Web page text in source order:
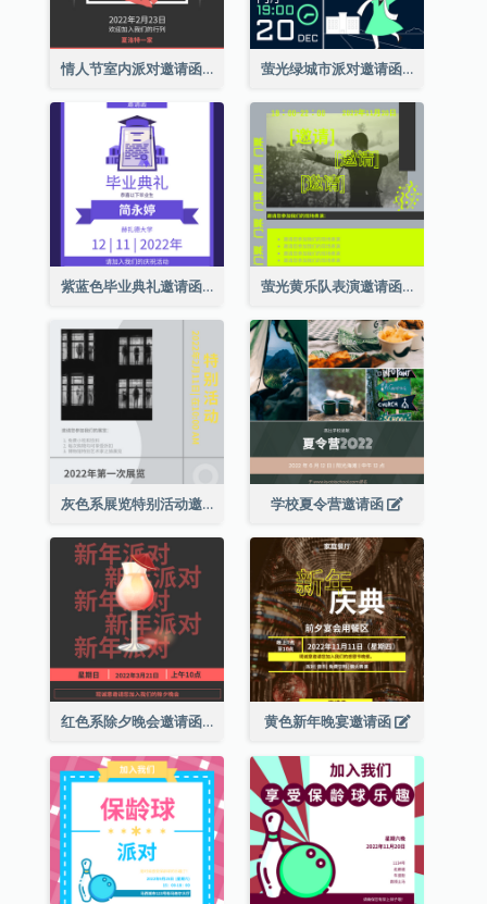
情人节室内派对邀请函 萤光绿城市派对邀请函
紫蓝色毕业典礼邀请函 萤光黄乐队表演邀请函
灰色系展览特别活动邀请函 学校夏令营邀请函
红色系除夕晚会邀请函 黄色新年晚宴邀请函